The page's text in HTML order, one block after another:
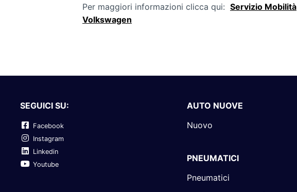
Per maggiori informazioni clicca qui: Servizio Mobilità
Volkswagen
SEGUICI SU:
Facebook
Instagram
Linkedin
Youtube
AUTO NUOVE
Nuovo
PNEUMATICI
Pneumatici